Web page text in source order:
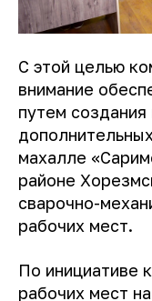
С этой целью
внимание
путем
махалле
районе
сварочно-
рабочих мест.
По инициативе
рабочих мест